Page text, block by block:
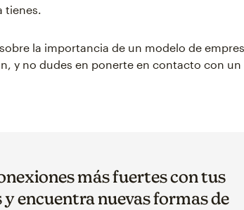
tienes.
la importancia de un modelo de
y no dudes en ponerte en contacto con
más fuertes con tus
y encuentra nuevas formas de